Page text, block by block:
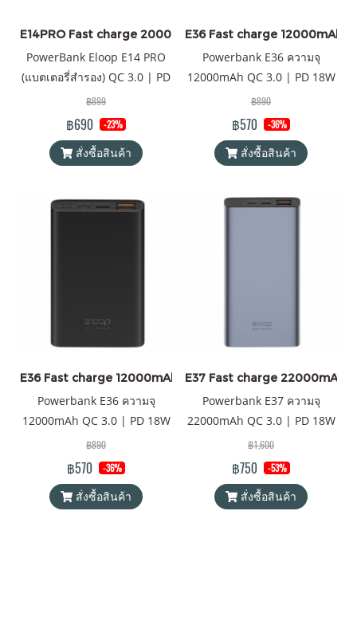
แปลกใจในความโดดเด่นของ
นี้ ทั้งลายเคฟล่า และลายไม้
ด้วยความที่สินค้ารุ่นนี้บางเรียบ
พกพาง่าย ใส่กระเป๋าสะพายได้
สบาย จึงเหมาะสำหรับใช้คน
เดียวมากกว่าแชร์กันใช้หลายๆ
คน ความจุของแบตเตอรี่นี้
ถึง 2 รอบ แถมฟรี! ซองใส่
E14PRO Fast charge 20000mAh ราคาส่ง 20 ชิ้น +
PowerBank Eloop E14 PRO
(แบตเตอรี่สำรอง) QC 3.0 | PD
20W ความจุ 20000mAh
Battery Pack PowerBank (พา
วเวอร์แบงค์) Orsen by Eloop
ของแท้ 100% ได้รับมาตรฐาน
powerbank & สายชาร์จ USB-
A to Type-C
฿899
฿690 -23%
สั่งซื้อสินค้า
E36 Fast charge 12000mAh
Powerbank E36 ความจุ
12000mAh QC 3.0 | PD 18W
พาวเวอร์แบงค์ Eloop ของแท้
100% ได้รับมาตรฐาน
มอก.2879-2560 แถมฟรี! ซอง
ใส่ Power Bank และสายชาร์จ
฿890
฿570 -36%
สั่งซื้อสินค้า
E36 Fast charge 12000mAh
Powerbank E36 ความจุ
12000mAh QC 3.0 | PD 18W
พาวเวอร์แบงค์ Eloop ของแท้
100% ได้รับมาตรฐาน
มอก.2879-2560 แถมฟรี! ซอง
ใส่ Power Bank และสายชาร์จ
฿890
฿570 -36%
สั่งซื้อสินค้า
E37 Fast charge 22000mAh
Powerbank E37 ความจุ
22000mAh QC 3.0 | PD 18W
พาวเวอร์แบงค์ Eloop ของแท้
100% ได้รับมาตรฐาน
มอก.2879-2560 แถมฟรี! ซอง
ใส่ Power Bank และสายชาร์จ
฿1,600
฿750 -53%
สั่งซื้อสินค้า